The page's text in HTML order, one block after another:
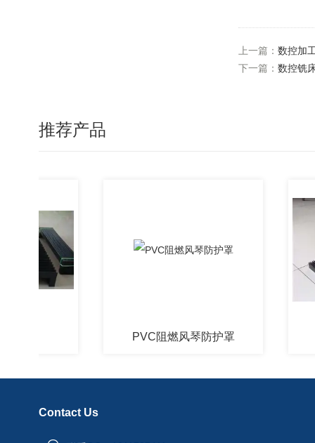
上一篇： 数控加
下一篇： 数控铣
推荐产品
PVC阻燃风琴防护罩
Contact Us